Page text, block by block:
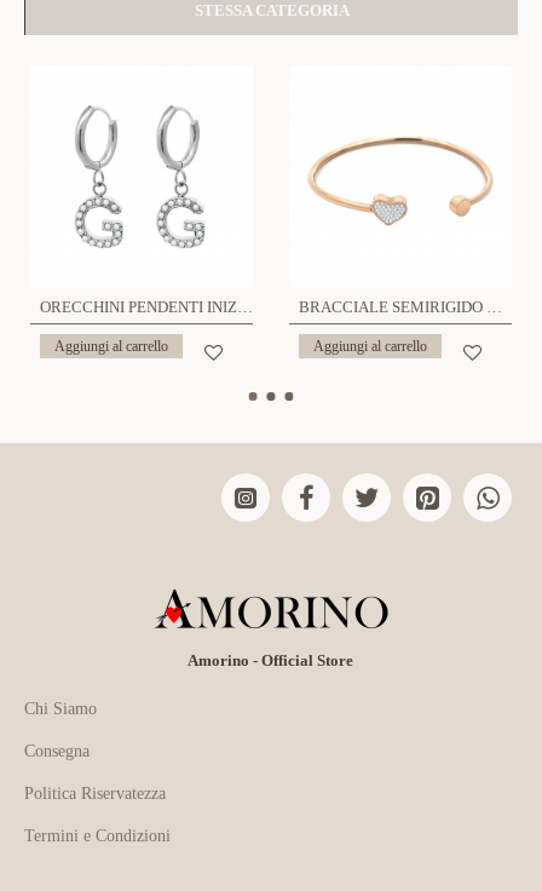
STESSA CATEGORIA
ORECCHINI PENDENTI INIZIALI ZIRCONATI - JN2360E841
Aggiungi al carrello
BRACCIALE SEMIRIGIDO CON STRASS - JN200D105
Aggiungi al carrello
Amorino - Official Store
Chi Siamo
Consegna
Politica Riservatezza
Termini e Condizioni